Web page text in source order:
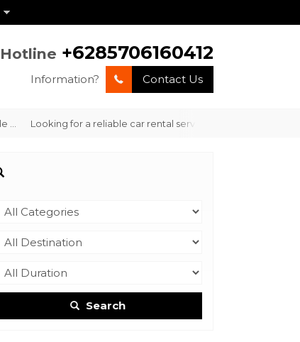
Hotline +6285706160412
Information? Contact Us
Looking for a reliable car rental service in Labuan Bajo with
Search